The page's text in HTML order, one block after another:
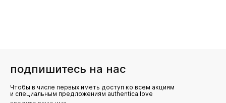
подпишитесь на нас
Чтобы в числе первых иметь доступ ко всем акциям
и специальным предложениям authentica.love